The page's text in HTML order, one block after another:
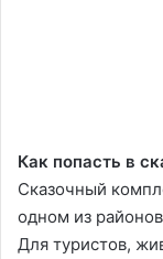
Как попасть в
Сказочный
одном из
Для туристов,